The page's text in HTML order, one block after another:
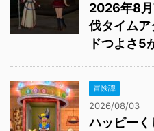
2026年8
伐タイム
ドつよさ5
冒険譚
2026/08/03
ハッピーく